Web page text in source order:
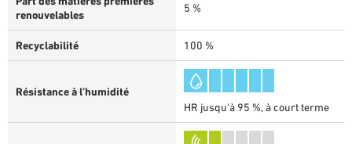
renouvelables
5 %
Recyclabilité 100 %
Résistance à l’humidité
HR jusqu'à 95 %, à court terme